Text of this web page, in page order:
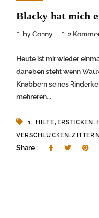
Blacky hat mich
by Conny 2
Heute ist mir wieder
daneben steht wenn
Knabbern seines
mehreren...
1. HILFE, ERSTICKEN,
VERSCHLUCKEN,ZITTERN
Share :